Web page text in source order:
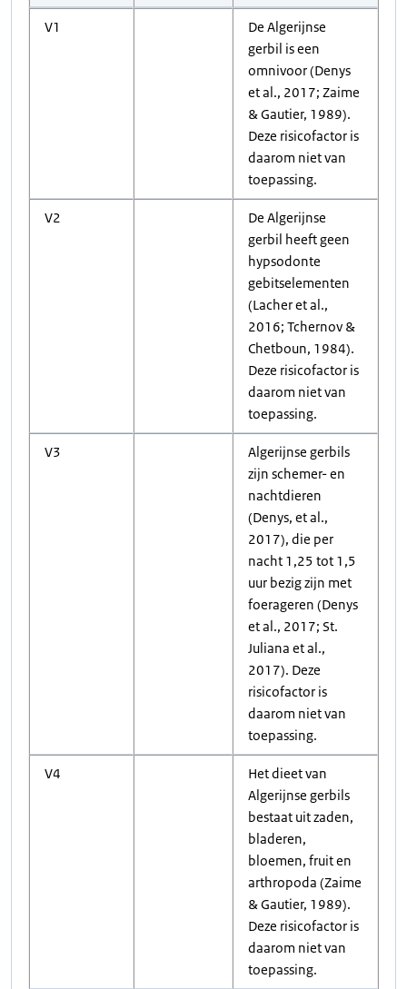
V1
De Algerijnse
gerbil is een
omnivoor (Denys
et al., 2017; Zaime
& Gautier, 1989).
Deze risicofactor is
daarom niet van
toepassing.
V2
De Algerijnse
gerbil heeft geen
hypsodonte
gebitselementen
(Lacher et al.,
2016; Tchernov &
Chetboun, 1984).
Deze risicofactor is
daarom niet van
toepassing.
V3
Algerijnse gerbils
zijn schemer- en
nachtdieren
(Denys, et al.,
2017), die per
nacht 1,25 tot 1,5
uur bezig zijn met
foerageren (Denys
et al., 2017; St.
Juliana et al.,
2017). Deze
risicofactor is
daarom niet van
toepassing.
V4
Het dieet van
Algerijnse gerbils
bestaat uit zaden,
bladeren,
bloemen, fruit en
arthropoda (Zaime
& Gautier, 1989).
Deze risicofactor is
daarom niet van
toepassing.